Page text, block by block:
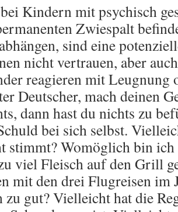
Kindern mit psychisch
Zwiespalt
sind eine
nicht vertrauen, aber
reagieren mit Leugnung
Deutscher, mach deinen
dann hast du nichts zu
bei sich selbst.
stimmt? Womöglich bin
viel Fleisch auf den Grill
mit den drei Flugreisen im
zu gut? Vielleicht hat die